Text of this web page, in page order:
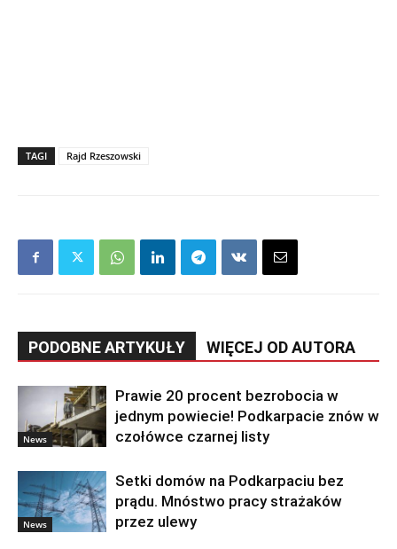
TAGI Rajd Rzeszowski
PODOBNE ARTYKUŁY WIĘCEJ OD AUTORA
News
Prawie 20 procent bezrobocia w
jednym powiecie! Podkarpacie znów w
czołówce czarnej listy
News
Setki domów na Podkarpaciu bez
prądu. Mnóstwo pracy strażaków
przez ulewy